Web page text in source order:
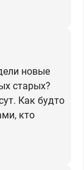
новые
старых?
Как будто
кто